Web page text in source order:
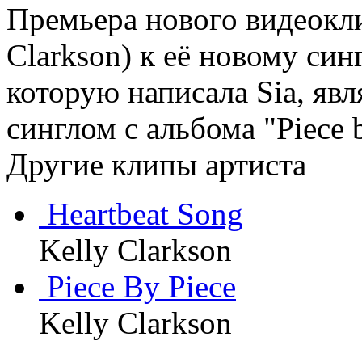
Премьера нового
Clarkson) к её новому
которую написала Sia,
синглом с альбома "Piece
Другие клипы артиста
Heartbeat Song
Kelly Clarkson
Piece By Piece
Kelly Clarkson